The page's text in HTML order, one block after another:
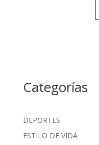
Categorías
DEPORTES
ESTILO DE VIDA